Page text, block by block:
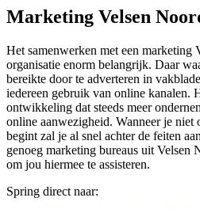
Marketing Velsen
Het samenwerken met een marketing
organisatie enorm belangrijk. Daar
bereikte door te adverteren in
iedereen gebruik van online kanalen.
ontwikkeling dat steeds meer
online aanwezigheid. Wanneer je
begint zal je al snel achter de feiten
genoeg marketing bureaus uit Velsen
om jou hiermee te assisteren.
Spring direct naar: